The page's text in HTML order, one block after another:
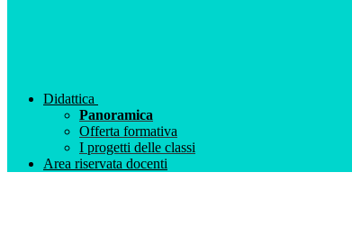
Didattica
Panoramica
Offerta formativa
I progetti delle classi
Area riservata docenti